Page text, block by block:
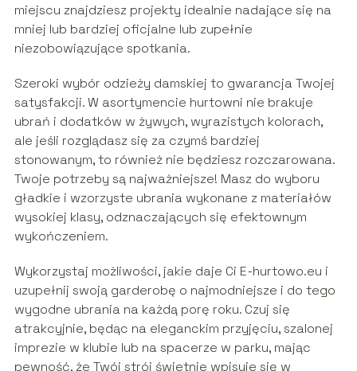
miejscu znajdziesz projekty idealnie nadające się na
mniej lub bardziej oficjalne lub zupełnie
niezobowiązujące spotkania.
Szeroki wybór odzieży damskiej to gwarancja Twojej
satysfakcji. W asortymencie hurtowni nie brakuje
ubrań i dodatków w żywych, wyrazistych kolorach,
ale jeśli rozglądasz się za czymś bardziej
stonowanym, to również nie będziesz rozczarowana.
Twoje potrzeby są najważniejsze! Masz do wyboru
gładkie i wzorzyste ubrania wykonane z materiałów
wysokiej klasy, odznaczających się efektownym
wykończeniem.
Wykorzystaj możliwości, jakie daje Ci E-hurtowo.eu i
uzupełnij swoją garderobę o najmodniejsze i do tego
wygodne ubrania na każdą porę roku. Czuj się
atrakcyjnie, będąc na eleganckim przyjęciu, szalonej
imprezie w klubie lub na spacerze w parku, mając
pewność, że Twój strój świetnie wpisuje się w